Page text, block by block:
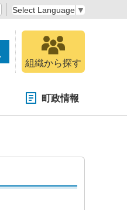
Select Language ▼
組織から探す
町政情報